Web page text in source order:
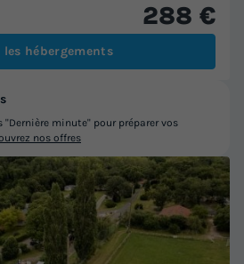
288 €
les hébergements
"Dernière minute" pour préparer vos
nos offres